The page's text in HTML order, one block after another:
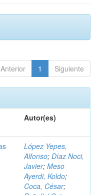
Anterior 1 Siguiente
Autor(es)
López Yepes,
Alfonso; Díaz Noci,
Javier; Meso
Ayerdi, Koldo;
Coca, César;